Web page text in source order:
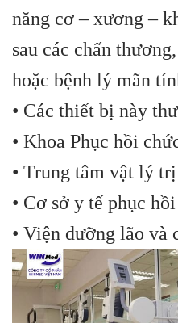
năng cơ – xương –
sau các chấn
hoặc bệnh lý mãn
• Các thiết bị này
• Khoa Phục hồi
• Trung tâm vật lý
• Cơ sở y tế phục
• Viện dưỡng lão và